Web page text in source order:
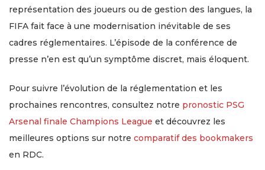
représentation des joueurs ou de gestion des langues, la
FIFA fait face à une modernisation inévitable de ses
cadres réglementaires. L’épisode de la conférence de
presse n’en est qu’un symptôme discret, mais éloquent.
Pour suivre l’évolution de la réglementation et les
prochaines rencontres, consultez notre pronostic PSG
Arsenal finale Champions League et découvrez les
meilleures options sur notre comparatif des bookmakers
en RDC.